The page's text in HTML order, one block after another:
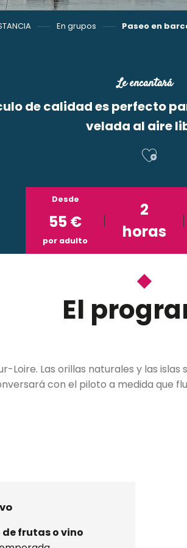
En grupos Paseo en
Le encantará
de calidad es perfecto
velada al aire
Desde
55€
por adulto
2
horas
El
Las orillas naturales y las
con el piloto a medida que
de frutas o vino